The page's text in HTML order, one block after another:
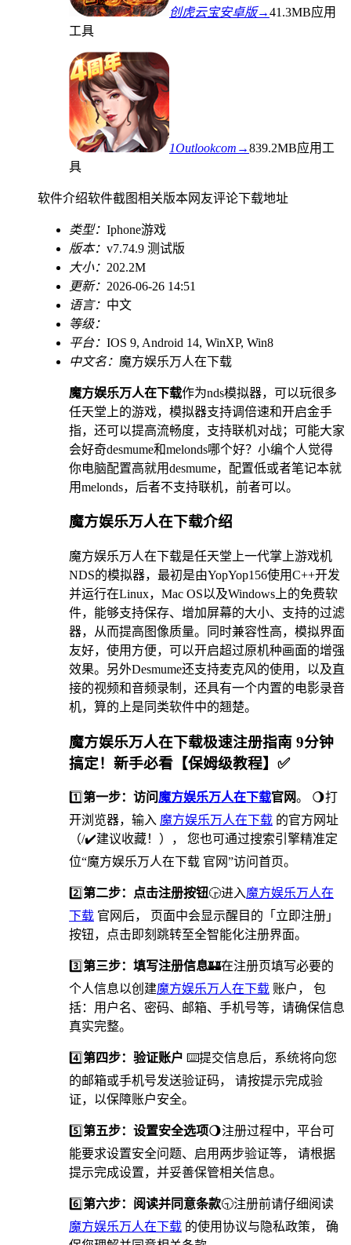
创虎云宝安卓版→41.3MB应用
工具
1Outlookcom→839.2MB应用工
具
软件介绍软件截图相关版本网友评论下载地址
类型： Iphone游戏
版本： v7.74.9 测试版
大小： 202.2M
更新： 2026-06-26 14:51
语言： 中文
等级：
平台： IOS 9, Android 14, WinXP, Win8
中文名： 魔方娱乐万人在下载
魔方娱乐万人在下载作为nds模拟器，可以玩很多
任天堂上的游戏，模拟器支持调倍速和开启金手
指，还可以提高流畅度，支持联机对战；可能大家
会好奇desmume和melonds哪个好？小编个人觉得
你电脑配置高就用desmume，配置低或者笔记本就
用melonds，后者不支持联机，前者可以。
魔方娱乐万人在下载介绍
魔方娱乐万人在下载是任天堂上一代掌上游戏机
NDS的模拟器，最初是由YopYop156使用C++开发
并运行在Linux，Mac OS以及Windows上的免费软
件，能够支持保存、增加屏幕的大小、支持的过滤
器，从而提高图像质量。同时兼容性高，模拟界面
友好，使用方便，可以开启超过原机种画面的增强
效果。另外Desmume还支持麦克风的使用，以及直
接的视频和音频录制，还具有一个内置的电影录音
机，算的上是同类软件中的翘楚。
魔方娱乐万人在下载极速注册指南 9分钟
搞定！新手必看【保姆级教程】✅
1️⃣第一步：访问 魔方娱乐万人在下载官网。 🌖打
开浏览器，输入 魔方娱乐万人在下载 的官方网址
（/✔️建议收藏！）， 您也可通过搜索引擎精准定
位“魔方娱乐万人在下载 官网”访问首页。
2️⃣第二步：点击注册按钮🕞进入魔方娱乐万人在
下载 官网后， 页面中会显示醒目的「立即注册」
按钮，点击即刻跳转至全智能化注册界面。
3️⃣第三步：填写注册信息🏰在注册页填写必要的
个人信息以创建魔方娱乐万人在下载 账户， 包
括：用户名、密码、邮箱、手机号等，请确保信息
真实完整。
4️⃣第四步：验证账户 ⌨️提交信息后，系统将向您
的邮箱或手机号发送验证码， 请按提示完成验
证，以保障账户安全。
5️⃣第五步：设置安全选项🌖️注册过程中，平台可
能要求设置安全问题、启用两步验证等， 请根据
提示完成设置，并妥善保管相关信息。
6️⃣第六步：阅读并同意条款🕤注册前请仔细阅读
魔方娱乐万人在下载 的使用协议与隐私政策， 确